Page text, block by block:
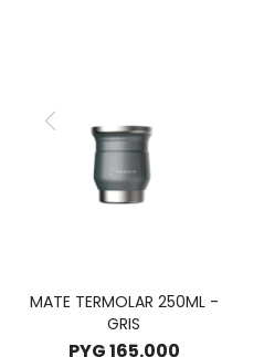
MATE TERMOLAR 250ML -
GRIS
PYG165.000